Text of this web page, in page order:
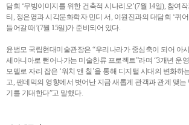
담회 ‘무빙이미지를 위한 건축적 시나리오’(7월 14일), 참여
티, 정은영과 시각문화학자 민디 서, 이원진과의 대담회 ‘퀴
들어갈 때’(7월 15일)가 준비되어 있다.
윤범모 국립현대미술관장은 “우리나라가 중심축이 되어 아
세아니아로 뻗어나가는 미술한류 프로젝트”라며 “3개년 운
모델로 자리 잡은 ‘워치 앤 칠’을 통해 디지털 시대의 변화하
고, 팬데믹의 영향에서 벗어난 지금 새롭게 관객과 관계 맺는
기를 기대한다”고 말했다.